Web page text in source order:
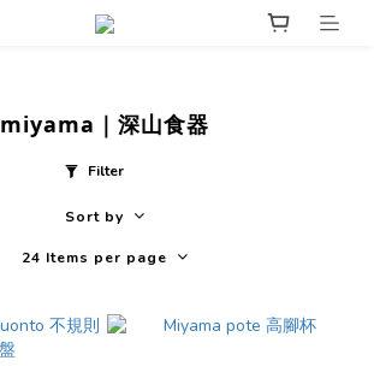
miyama｜深山食器
Filter
Sort by
24 Items per page